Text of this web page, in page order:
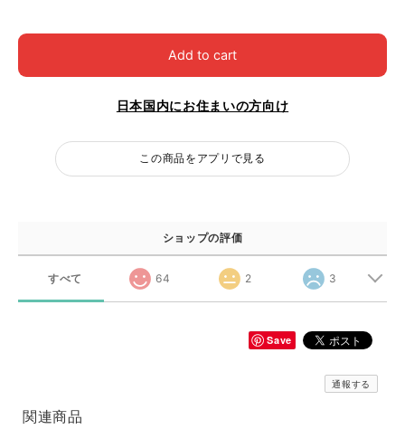
Add to cart
日本国内にお住まいの方向け
この商品をアプリで見る
ショップの評価
すべて 64 2 3
Save
通報する
関連商品